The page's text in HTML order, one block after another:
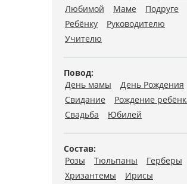
Любимой
Маме
Подруге
Ребёнку
Руководителю
Учителю
Повод:
День мамы
День Рождения
Свидание
Рождение
Свадьба
Юбилей
Состав:
Розы
Тюльпаны
Герберы
Хризантемы
Ирисы